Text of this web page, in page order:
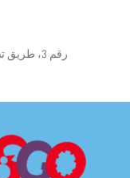
رقم 3، طريق تشانغ يانغ 1647، شنغهاي 200135 الصين